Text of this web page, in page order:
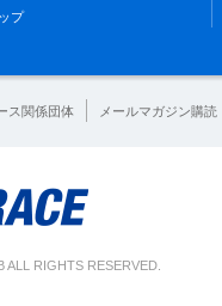
プ
ス関係団体 メールマガジン購読
RIGHTS RESERVED.